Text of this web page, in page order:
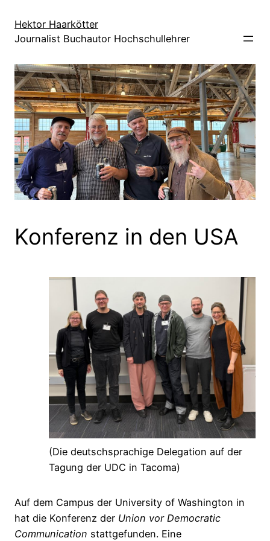
zum
Inhalt
Hektor Haarkötter
Journalist Buchautor Hochschullehrer
Konferenz in den USA
(Die deutschsprachige Delegation auf der
Tagung der UDC in Tacoma)
Auf dem Campus der University of Washington in
hat die Konferenz der Union vor Democratic
Communication stattgefunden. Eine